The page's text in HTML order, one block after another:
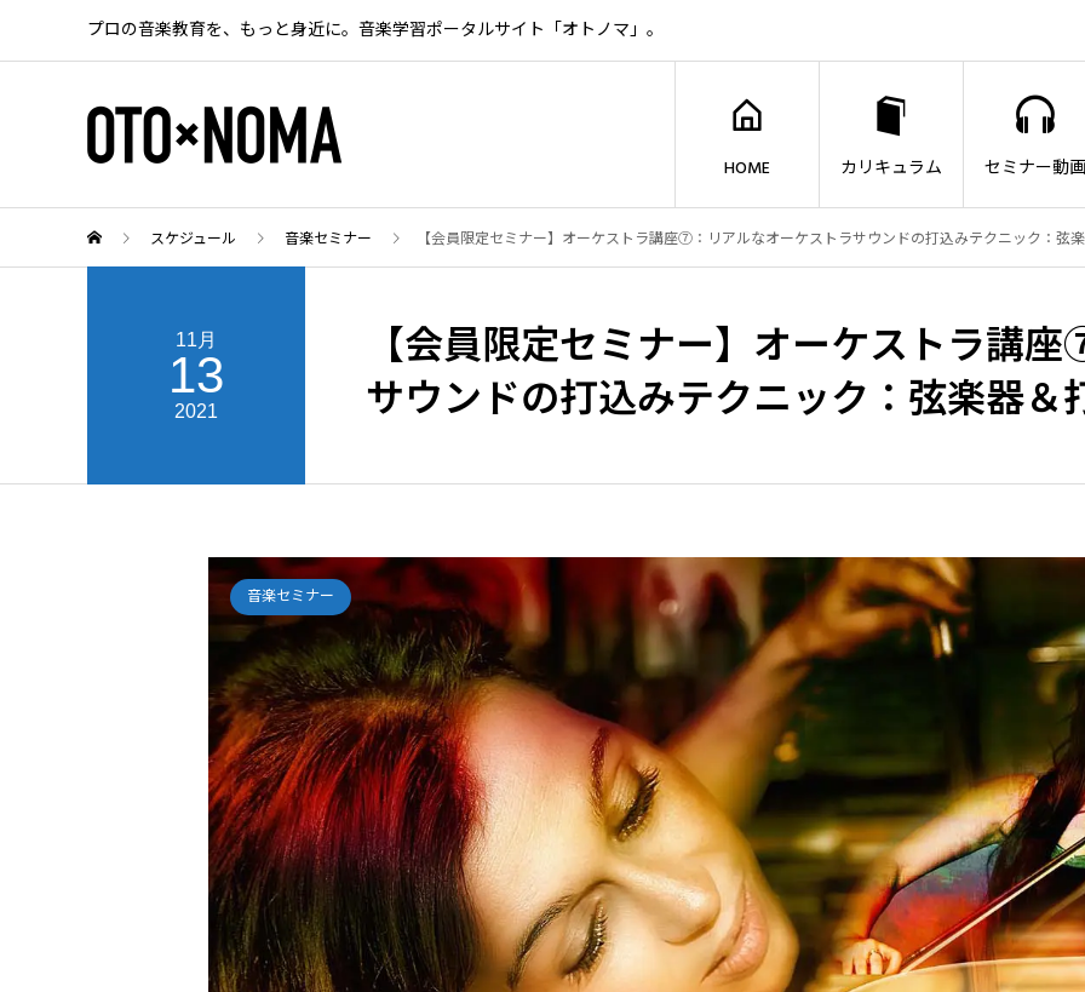
プロの音楽教育を、もっと身近に。音楽学習ポータルサイト「オトノマ」。
HOME カリキュラム セミナー動画
スケジュール 音楽セミナー 【会員限定セミナー】オーケストラ講座⑦：リアルなオーケストラサウンドの打込みテクニック：弦
11月
13
2021
【会員限定セミナー】オーケストラ講
サウンドの打込みテクニック：弦楽器＆
音楽セミナー